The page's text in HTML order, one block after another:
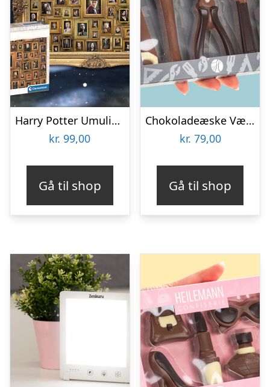
Harry Potter Umulig Puslespil
kr. 99,00
Gå til shop
Chokoladeæske Værktøj
kr. 79,00
Gå til shop